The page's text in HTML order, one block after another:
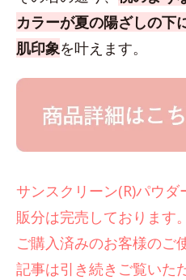
カラーが夏の陽ざしの下
肌印象を叶えます。
サンスクリーン(R)パウ
販分は完売しております。
ご購入済みのお客様のご
記事は引き続きご覧いた